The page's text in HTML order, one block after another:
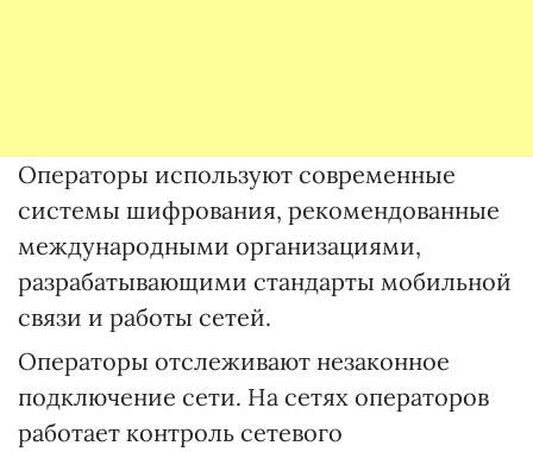
Операторы используют современные
системы шифрования, рекомендованные
международными организациями,
разрабатывающими стандарты мобильной
связи и работы сетей.
Операторы отслеживают незаконное
подключение сети. На сетях операторов
работает контроль сетевого